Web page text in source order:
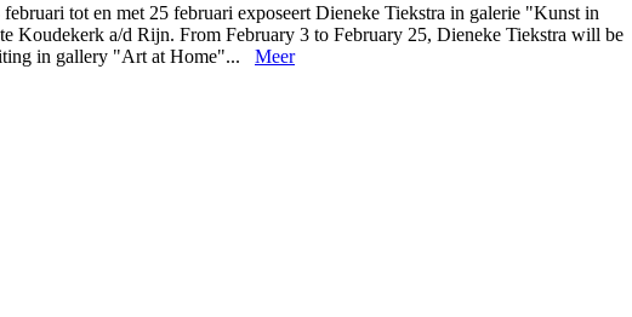
februari tot en met 25 februari exposeert Dieneke Tiekstra in galerie "Kunst in
Koudekerk a/d Rijn. From February 3 to February 25, Dieneke Tiekstra will be
in gallery "Art at Home"... Meer